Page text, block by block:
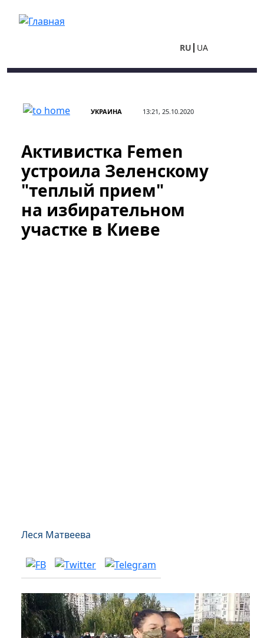
RU UA
УКРАИНА 13:21, 25.10.2020
Активистка Femen
устроила Зеленскому
"теплый прием"
на избирательном
участке в Киеве
Леся Матвеева